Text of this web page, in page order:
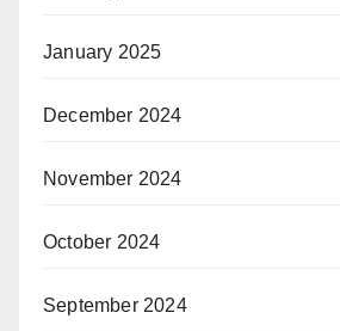
January 2025
December 2024
November 2024
October 2024
September 2024